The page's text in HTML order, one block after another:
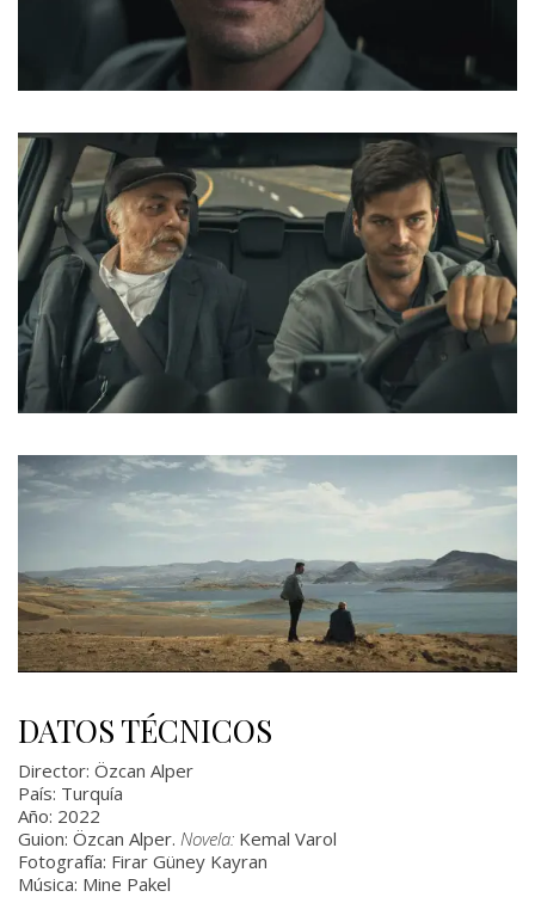
DATOS TÉCNICOS
Director: Özcan Alper
País: Turquía
Año: 2022
Guion: Özcan Alper. Novela: Kemal Varol
Fotografía: Firar Güney Kayran
Música: Mine Pakel